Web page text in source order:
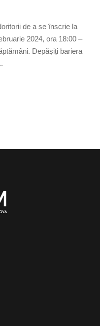
de a se înscrie la
2024, ora 18:00 –
Depășiți bariera